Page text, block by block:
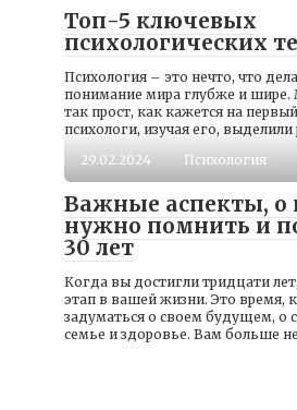
Топ-5 ключевых
психологических
Психология – это нечто, что
понимание мира глубже и шире.
так прост, как кажется на
психологи, изучая его,
29.02.2024
Психология
Важные аспекты, о
нужно помнить и
30 лет
Когда вы достигли тридцати
этап в вашей жизни. Это время,
задуматься о своем будущем, о
семье и здоровье. Вам больше